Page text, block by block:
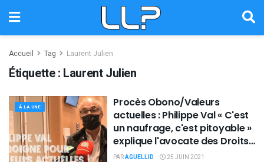
Accueil Tag Laurent Julien
Étiquette : Laurent Julien
À LA UNE
Procès Obono/Valeurs
actuelles : Philippe Val « C'est
un naufrage, c'est pitoyable »
explique l'avocate des Droits
de l'homme !
PARAGUELLID 25 JUIN 2021